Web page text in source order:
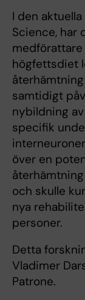
I den
Science, har
medförattare
högfettsdiet
samtidigt
nybildning
specifik
över en
och skulle
nya
personer.
Detta
Vladimer
Patrone.